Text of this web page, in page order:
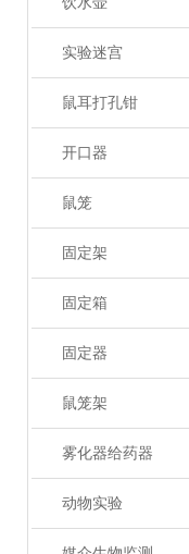
实验迷宫
鼠耳打孔钳
开口器
鼠笼
固定架
固定箱
固定器
鼠笼架
雾化器给药器
动物实验